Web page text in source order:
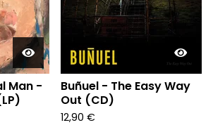
Man -
Buñuel - The Easy Way
Out (CD)
12,90 €